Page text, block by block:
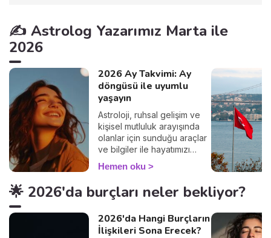
✍️ Astrolog Yazarımız Marta ile
2026
2026 Ay Takvimi: Ay
döngüsü ile uyumlu
yaşayın
Astroloji, ruhsal gelişim ve
kişisel mutluluk arayışında
olanlar için sunduğu araçlar
ve bilgiler ile hayatımızı
daha iyi yönetmemize ve
enerjilerimizi uyumlu bir
tanır. Dolunay ve Yeniay
gelen enerji değişimlerini
anlamak, bize hem zihinsel
Hemen oku
🌟 2026'da burçları neler bekliyor?
2026'da Hangi Burçların
İlişkileri Sona Erecek?